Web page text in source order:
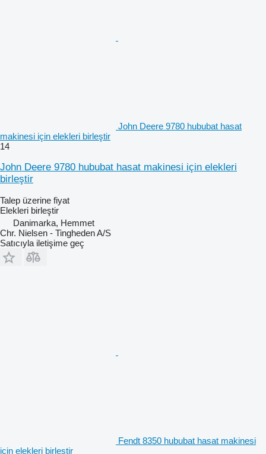
John Deere 9780 hububat hasat
makinesi için elekleri birleştir
14
John Deere 9780 hububat hasat makinesi için elekleri
birleştir
Talep üzerine fiyat
Elekleri birleştir
Danimarka, Hemmet
Chr. Nielsen - Tingheden A/S
Satıcıyla iletişime geç
Fendt 8350 hububat hasat makinesi
için elekleri birleştir